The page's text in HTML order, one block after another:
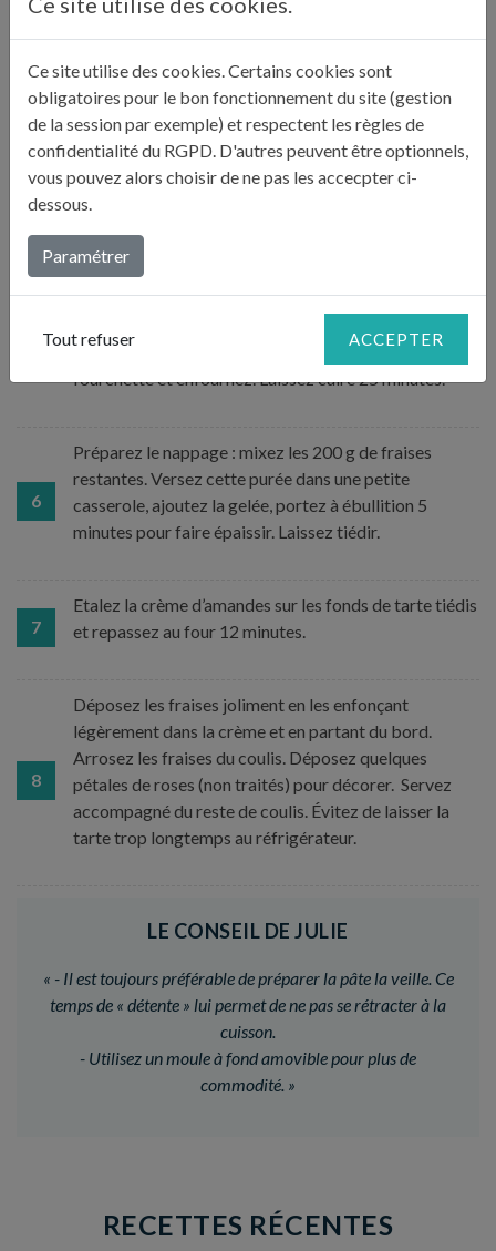
2
3 Préchauffez le four à 150°C ventilé.
4
Préparez la crème d’amandes : dans le mixeur, versez
Réservez au frais.
deux. Piquez la pâte de toutes parts avec une
fourchette et enfournez. Laissez cuire 25 minutes.
6
Préparez le nappage : mixez les 200 g de fraises
restantes. Versez cette purée dans une petite
casserole, ajoutez la gelée, portez à ébullition 5
minutes pour faire épaissir. Laissez tiédir.
7
Etalez la crème d’amandes sur les fonds de tarte tiédis
et repassez au four 12 minutes.
8
Déposez les fraises joliment en les enfonçant
légèrement dans la crème et en partant du bord.
Arrosez les fraises du coulis. Déposez quelques
pétales de roses (non traités) pour décorer. Servez
accompagné du reste de coulis. Évitez de laisser la
tarte trop longtemps au réfrigérateur.
LE CONSEIL DE JULIE
« - Il est toujours préférable de préparer la pâte la veille. Ce
temps de « détente » lui permet de ne pas se rétracter à la
cuisson.
- Utilisez un moule à fond amovible pour plus de
commodité. »
RECETTES RÉCENTES
Ce site utilise des cookies. Certains cookies sont
obligatoires pour le bon fonctionnement du site (gestion
de la session par exemple) et respectent les règles de
confidentialité du RGPD. D'autres peuvent être optionnels,
vous pouvez alors choisir de ne pas les accecpter ci-
dessous.
Paramétrer
Tout refuser ACCEPTER